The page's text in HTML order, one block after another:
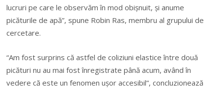
lucruri pe care le observăm în mod obişnuit, şi anume
picăturile de apă”, spune Robin Ras, membru al grupului de
cercetare.
“Am fost surprins că astfel de coliziuni elastice între două
picături nu au mai fost înregistrate până acum, având în
vedere că este un fenomen uşor accesibil”, concluzionează